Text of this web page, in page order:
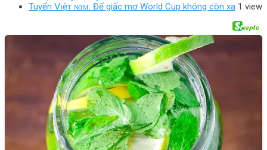
Tuyển 𝖵ɪệт ɴɑᴍ: Để giấc mơ World Cup không còn xa 1 view